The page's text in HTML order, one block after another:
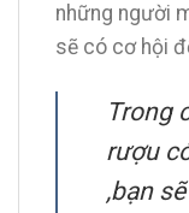
những người
sẽ có cơ hội
Trong
rượu
,bạn